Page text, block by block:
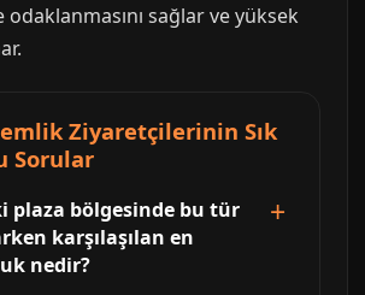
sağlar ve yüksek
Ziyaretçilerinin Sık
Sorular
plaza bölgesinde bu tür
karşılaşılan en
nedir?